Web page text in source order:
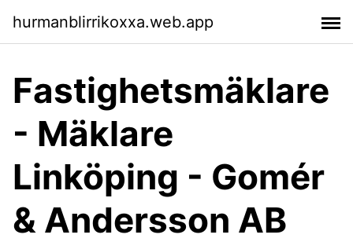
hurmanblirrikoxxa.web.app
Fastighetsmäklare
- Mäklare
Linköping - Gomér
& Andersson AB